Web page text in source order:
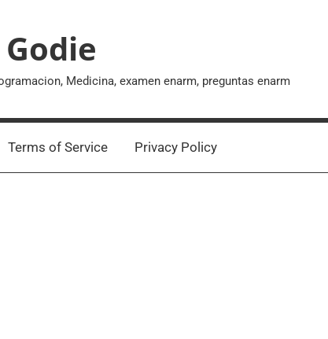
Medicina, examen enarm, preguntas enarm
Terms of Service Privacy Policy